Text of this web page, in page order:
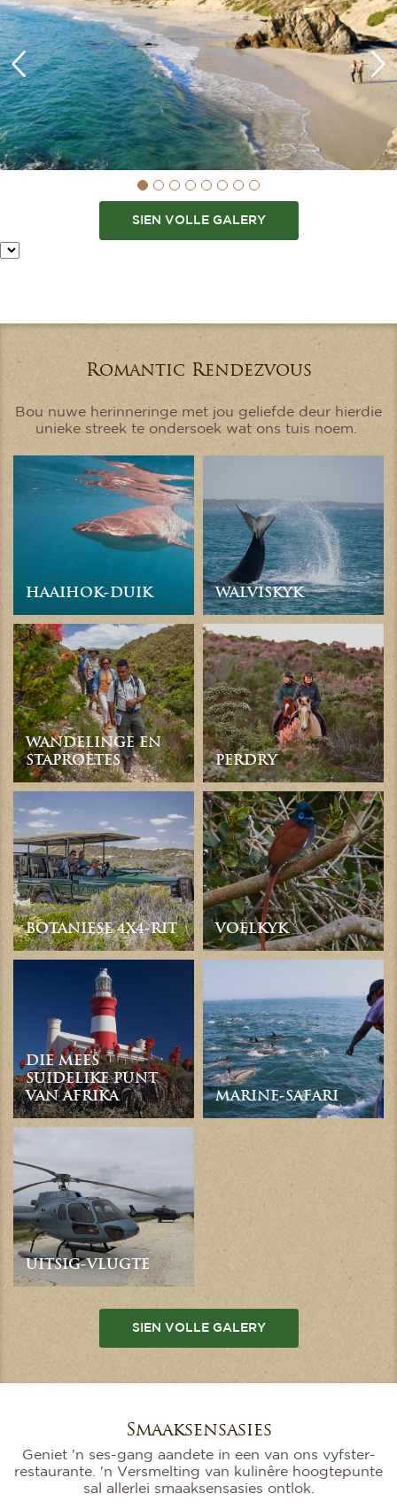
SIEN VOLLE GALERY
Romantic Rendezvous
Bou nuwe herinneringe met jou geliefde deur hierdie
unieke streek te ondersoek wat ons tuis noem.
HAAIHOK-DUIK WALVISKYK
WANDELINGE EN
STAPROETES
PERDRY
BOTANIESE 4X4-RIT VOËLKYK
DIE MEES
SUIDELIKE PUNT
VAN AFRIKA
MARINE-SAFARI
UITSIG-VLUGTE
SIEN VOLLE GALERY
Smaaksensasies
Geniet 'n ses-gang aandete in een van ons vyfster-
restaurante. 'n Versmelting van kulinêre hoogtepunte
sal allerlei smaaksensasies ontlok.